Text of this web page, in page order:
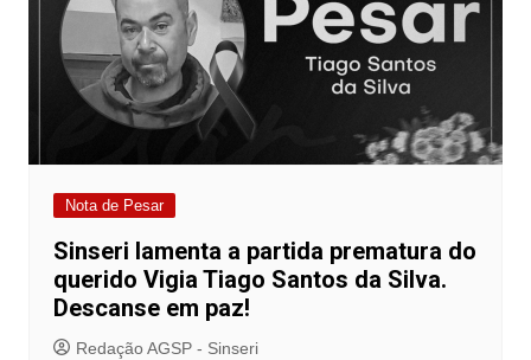
Nota de Pesar
Sinseri lamenta a partida prematura do
querido Vigia Tiago Santos da Silva.
Descanse em paz!
Redação AGSP - Sinseri